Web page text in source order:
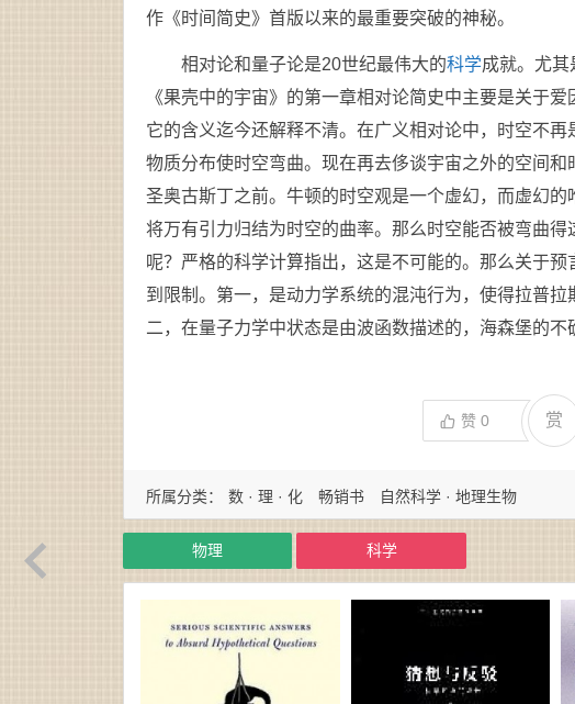
作《时间简史》首版以来的最重要突破的神秘。
相对论和量子论是20世纪最伟大的科学成就。尤
《果壳中的宇宙》的第一章相对论简史中主要是关于
它的含义迄今还解释不清。在广义相对论中，时空不
物质分布使时空弯曲。现在再去侈谈宇宙之外的空间
圣奥古斯丁之前。牛顿的时空观是一个虚幻，而虚幻
将万有引力归结为时空的曲率。那么时空能否被弯曲
呢？严格的科学计算指出，这是不可能的。那么关于
到限制。第一，是动力学系统的混沌行为，使得拉普
二，在量子力学中状态是由波函数描述的，海森堡的不
赞 0 赏
所属分类： 数 · 理 · 化 畅销书 自然科学 · 地理生物
物理 科学